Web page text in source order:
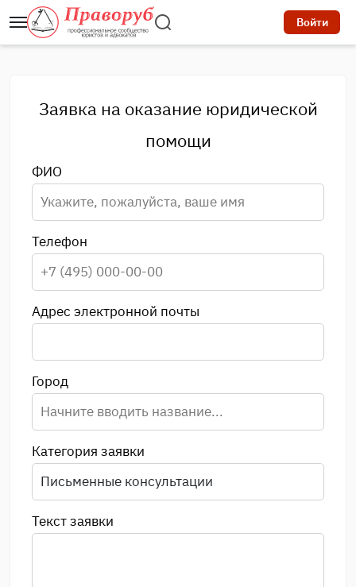
Войти
Заявка на оказание юридической
помощи
ФИО
Телефон
Адрес электронной почты
Город
Категория заявки
Текст заявки